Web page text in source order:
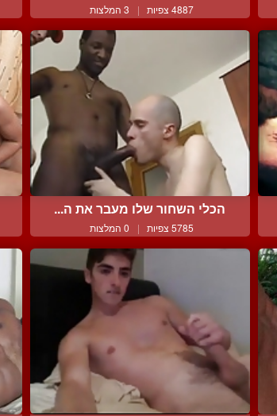
4887 צפיות | 3 המלצות
הכלי השחור שלו מעבר את ה...
5785 צפיות | 0 המלצות